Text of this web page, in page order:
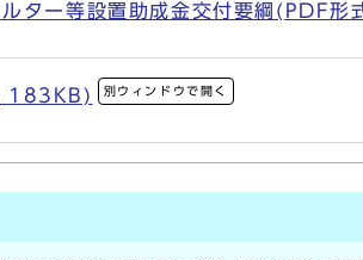
ルター等設置助成金交付要綱(PDF
183KB) 別ウィンドウで開く